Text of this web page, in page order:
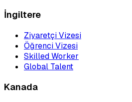
İngiltere
Ziyaretçi Vizesi
Öğrenci Vizesi
Skilled Worker
Global Talent
Kanada